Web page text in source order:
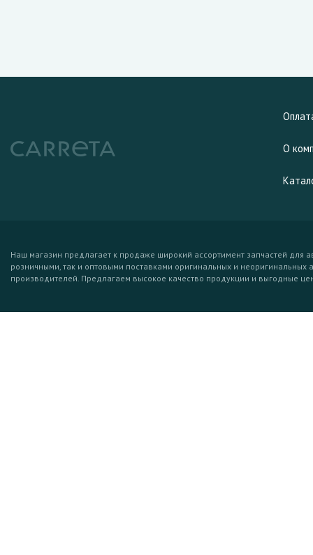
О
Наш магазин предлагает к продаже широкий ассортимент запчастей для
розничными, так и оптовыми поставками оригинальных и неоригинальных
производителей. Предлагаем высокое качество продукции и выгодные